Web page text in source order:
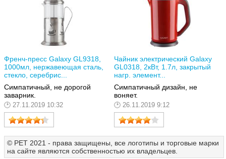
Френч-пресс Galaxy GL9318,
1000мл, нержавеющая сталь,
стекло, серебрис...
Симпатичный, не дорогой
заварник.
27.11.2019 10:32
Чайник электрический Galaxy
GL0318, 2кВт, 1.7л, закрытый
нагр. элемент...
Симпатичный дизайн, не
воняет.
26.11.2019 9:12
© РЕТ 2021 - права защищены, все логотипы и торговые марки
на сайте являются собственностью их владельцев.